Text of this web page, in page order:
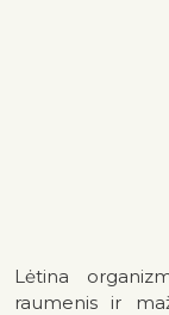
Lėtina
raumenis ir